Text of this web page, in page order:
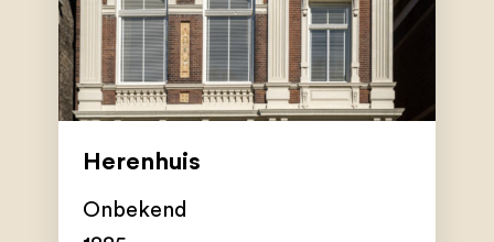
Herenhuis
Onbekend